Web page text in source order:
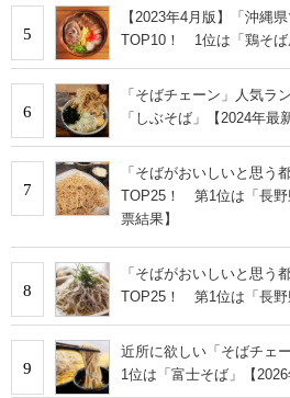
5
【2023年4月版】「沖縄
TOP10！ 1位は「鶏そば
6
「そばチェーン」人気
「しぶそば」【2024年最
7
「そばがおいしいと思う
TOP25！ 第1位は「長野
票結果】
8
「そばがおいしいと思う
TOP25！ 第1位は「長野
9
近所に欲しい「そばチェ
1位は「富士そば」【2026